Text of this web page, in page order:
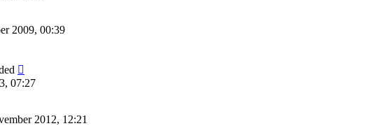
2009, 00:39
07:27
2012, 12:21